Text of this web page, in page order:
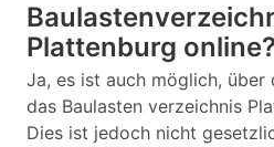
Plattenburg online?
Ja, es ist auch möglich, über
das Baulasten verzeichnis
Dies ist jedoch nicht